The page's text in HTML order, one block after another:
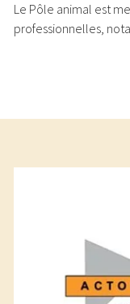
Le Pôle animal est
professionnelles,